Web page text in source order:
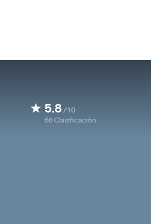
5.8/10
66Clasificación